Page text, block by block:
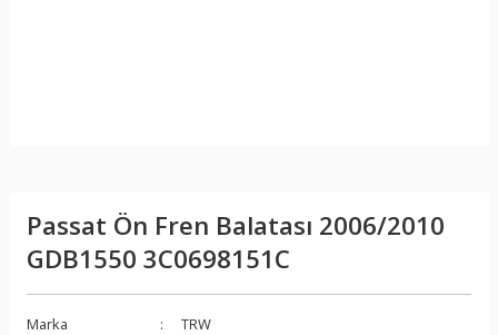
Passat Ön Fren Balatası 2006/2010
GDB1550 3C0698151C
Marka
TRW